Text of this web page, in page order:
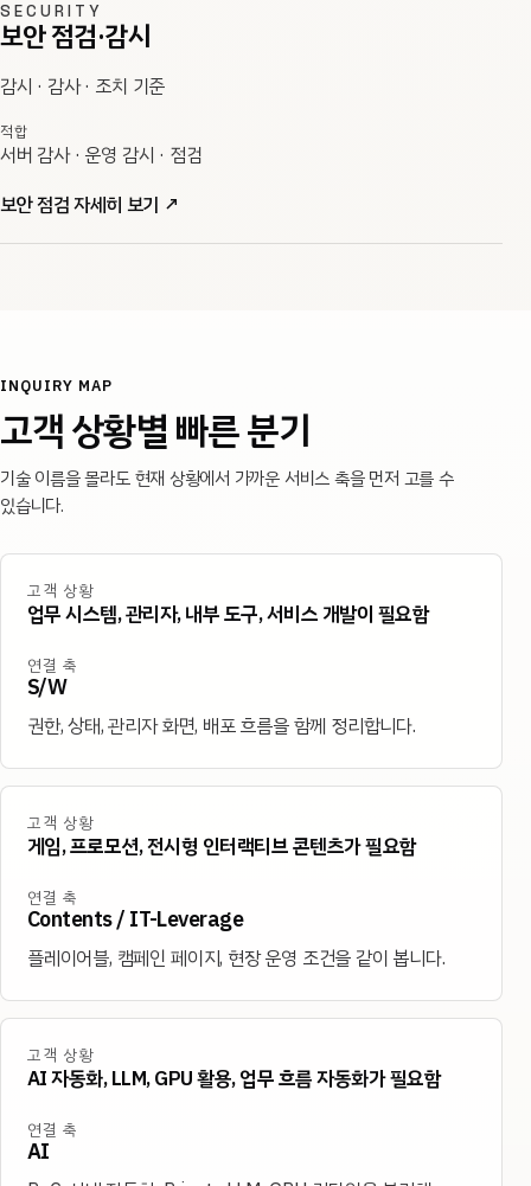
SECURITY
보안 점검·감시
감시 · 감사 · 조치 기준
적합
서버 감사 · 운영 감시 · 점검
보안 점검 자세히 보기 ↗
INQUIRY MAP
고객 상황별 빠른 분기
기술 이름을 몰라도 현재 상황에서 가까운 서비스 축을 먼저 고를 수
있습니다.
고객 상황
업무 시스템, 관리자, 내부 도구, 서비스 개발이 필요함
연결 축
S/W
권한, 상태, 관리자 화면, 배포 흐름을 함께 정리합니다.
고객 상황
게임, 프로모션, 전시형 인터랙티브 콘텐츠가 필요함
연결 축
Contents / IT-Leverage
플레이어블, 캠페인 페이지, 현장 운영 조건을 같이 봅니다.
고객 상황
AI 자동화, LLM, GPU 활용, 업무 흐름 자동화가 필요함
연결 축
AI